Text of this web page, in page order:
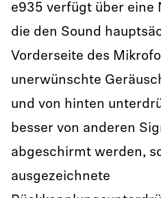
e935 verfügt über eine
die den Sound
Vorderseite des
unerwünschte
und von hinten
besser von anderen
abgeschirmt werden,
ausgezeichnete